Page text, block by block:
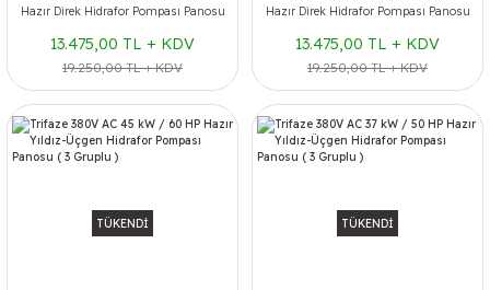
Hazır Direk Hidrafor Pompası Panosu
13.475,00 TL + KDV
19.250,00 TL + KDV
Hazır Direk Hidrafor Pompası Panosu
13.475,00 TL + KDV
19.250,00 TL + KDV
TÜKENDİ TÜKENDİ